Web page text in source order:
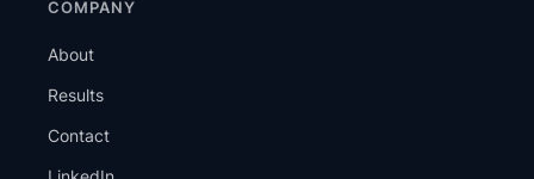
COMPANY
About
Results
Contact